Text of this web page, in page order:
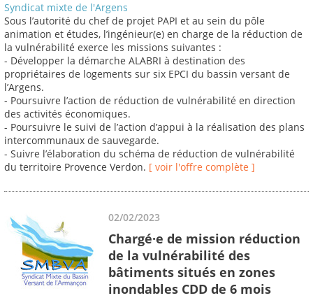
Syndicat mixte de l'Argens
Sous l’autorité du chef de projet PAPI et au sein du pôle
animation et études, l’ingénieur(e) en charge de la réduction de
la vulnérabilité exerce les missions suivantes :
- Développer la démarche ALABRI à destination des
propriétaires de logements sur six EPCI du bassin versant de
l’Argens.
- Poursuivre l’action de réduction de vulnérabilité en direction
des activités économiques.
- Poursuivre le suivi de l’action d’appui à la réalisation des plans
intercommunaux de sauvegarde.
- Suivre l’élaboration du schéma de réduction de vulnérabilité
du territoire Provence Verdon. [ voir l'offre complète ]
02/02/2023
Chargé·e de mission réduction
de la vulnérabilité des
bâtiments situés en zones
inondables CDD de 6 mois